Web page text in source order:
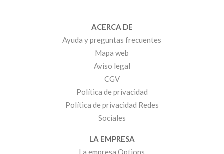
ACERCA DE
Ayuda y preguntas frecuentes
Mapa web
Aviso legal
CGV
Política de privacidad
Política de privacidad Redes
Sociales
LA EMPRESA
La empresa Options